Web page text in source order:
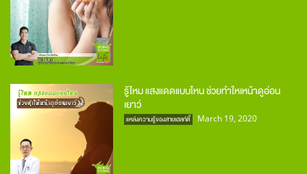
รู้ไหม แสงแดดแบบไหน ช่วยทำใหเหน้าดูอ่อน
เยาว์
แหล่งความรู้ของสายเฮลท์ตี้ March 19, 2020